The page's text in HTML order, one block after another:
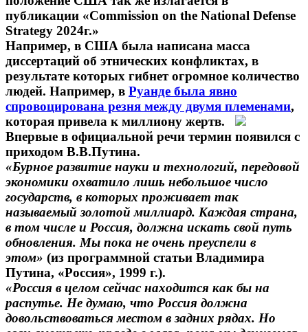
публикации «Commission on the National Defense
Strategy 2024г.»
Например, в США была написана масса
диссертаций об этнических конфликтах, в
результате которых гибнет огромное количество
людей. Например, в Руанде была явно
спровоцирована резня между двумя племенами,
которая привела к миллиону жертв.
Впервые в официальной речи термин появился с
приходом В.В.Путина.
«Бурное развитие науки и технологий, передовой
экономики охватило лишь небольшое число
государств, в которых проживает так
называемый золотой миллиард. Каждая страна,
в том числе и Россия, должна искать свой путь
обновления. Мы пока не очень преуспели в
этом» (из программной статьи Владимира
Путина, «Россия», 1999 г.).
«Россия в целом сейчас находится как бы на
распутье. Не думаю, что Россия должна
довольствоваться местом в задних рядах. Но